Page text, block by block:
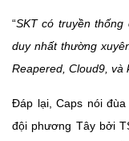
“SKT có truyền
duy nhất thường
Reapered, Cloud9, và
Đáp lại, Caps nói
đội phương Tây bởi